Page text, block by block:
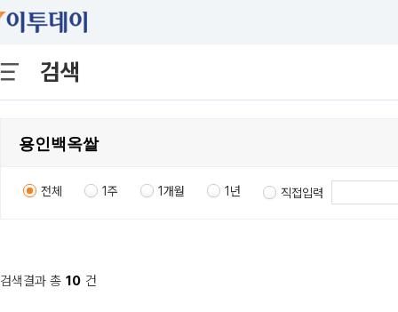
검색
전체 1주 1개월 1년 직접입력
검색결과 총 10 건